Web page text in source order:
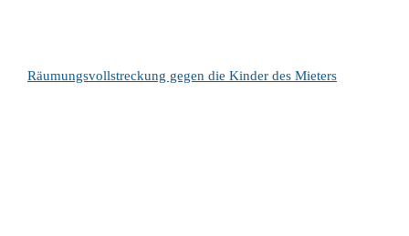
Räumungsvollstreckung gegen die Kinder des Mieters